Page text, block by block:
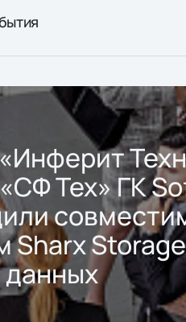
Тех» ГК
Sharx
данных